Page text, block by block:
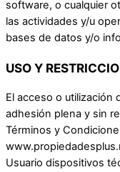
software, o cualquier
las actividades y/u
bases de datos y/o
USO Y
El acceso o utilización
adhesión plena y sin
Términos y
Usuario dispositivos